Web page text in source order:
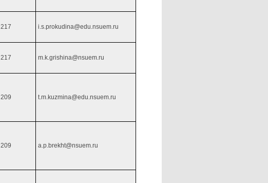
217 i.s.prokudina@edu.nsuem.ru
217 m.k.grishina@nsuem.ru
209 t.m.kuzmina@edu.nsuem.ru
209 a.p.brekht@nsuem.ru